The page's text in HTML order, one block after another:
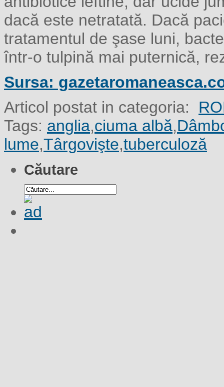
dacă este netratată. Dacă
tratamentul de şase luni,
într-o tulpină mai puternică,
Sursa:
Articol postat in categoria:
Tags: anglia,ciuma albă,
lume,Târgovişte,tuberculoză
Căutare